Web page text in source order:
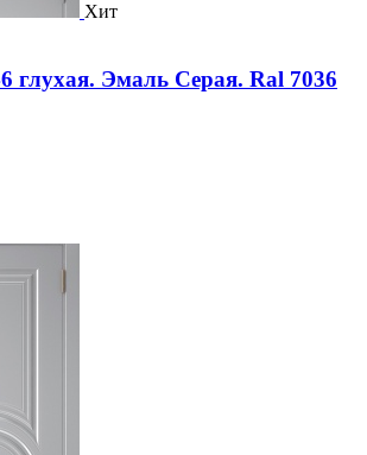
Хит
глухая. Эмаль Серая. Ral 7036